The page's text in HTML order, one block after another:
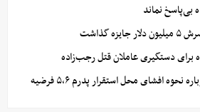
نماند
گذاشت
برای دستگیری عاملان قتل رجب‌زاده
فرزند شهید لاریجانی: درباره نحوه افشای محل استقرار پدرم ۵،۶ فرضیه